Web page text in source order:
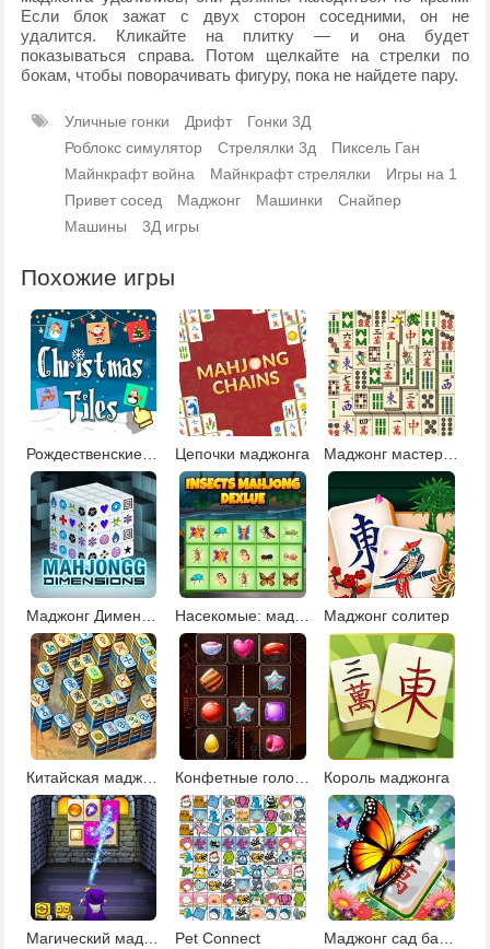
Если блок зажат с двух сторон соседними, он не
удалится. Кликайте на плитку — и она будет
показываться справа. Потом щелкайте на стрелки по
бокам, чтобы поворачивать фигуру, пока не найдете пару.
Уличные гонки Дрифт
Гонки 3Д
Роблокс симулятор
Стрелялки 3д
Пиксель Ган
Майнкрафт война
Майнкрафт стрелялки
Игры на 1
Привет сосед
Маджонг Машинки
Снайпер
Машины
3Д игры
Похожие игры
Рождественские плитки 2 Цепочки маджонга Маджонг мастера Кувана
Маджонг солитер
Китайская маджонг Конфетные головоломки Король маджонга
Магический маджонг Pet Connect Маджонг сад бабочек